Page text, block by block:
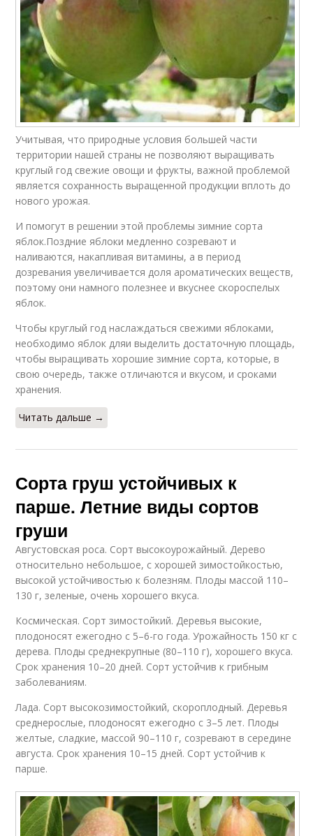
Учитывая, что природные условия большей части
территории нашей страны не позволяют выращивать
круглый год свежие овощи и фрукты, важной проблемой
является сохранность выращенной продукции вплоть до
нового урожая.
И помогут в решении этой проблемы зимние сорта
яблок.Поздние яблоки медленно созревают и
наливаются, накапливая витамины, а в период
дозревания увеличивается доля ароматических веществ,
поэтому они намного полезнее и вкуснее скороспелых
яблок.
Чтобы круглый год наслаждаться свежими яблоками,
необходимо яблок дляи выделить достаточную площадь,
чтобы выращивать хорошие зимние сорта, которые, в
свою очередь, также отличаются и вкусом, и сроками
хранения.
Читать дальше →
Сорта груш устойчивых к
парше. Летние виды сортов
груши
Августовская роса. Сорт высокоурожайный. Дерево
относительно небольшое, с хорошей зимостойкостью,
высокой устойчивостью к болезням. Плоды массой 110–
130 г, зеленые, очень хорошего вкуса.
Космическая. Сорт зимостойкий. Деревья высокие,
плодоносят ежегодно с 5–6-го года. Урожайность 150 кг с
дерева. Плоды среднекрупные (80–110 г), хорошего вкуса.
Срок хранения 10–20 дней. Сорт устойчив к грибным
заболеваниям.
Лада. Сорт высокозимостойкий, скороплодный. Деревья
среднерослые, плодоносят ежегодно с 3–5 лет. Плоды
желтые, сладкие, массой 90–110 г, созревают в середине
августа. Срок хранения 10–15 дней. Сорт устойчив к
парше.